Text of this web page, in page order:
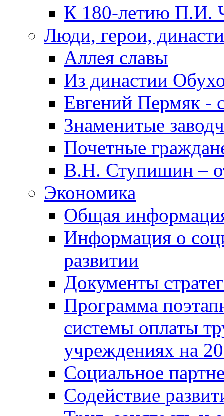
К 180-летию П.И.
Люди, герои,
Аллея славы
Из династии
Евгений Пермяк -
Знаменитые
Почетные
В.Н. Ступишин –
Экономика
Общая
Информация о
развитии
Документы
Программа
системы оплаты
учреждениях на
Социальное
Содействие